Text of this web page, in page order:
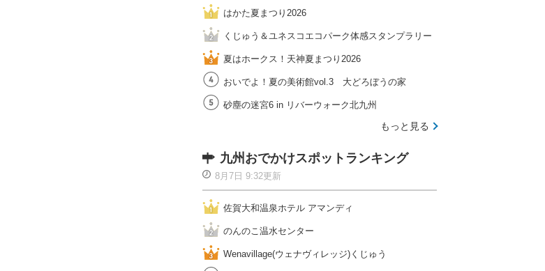
はかた夏まつり2026
くじゅう＆ユネスコエコパーク体感スタンプラリー
夏はホークス！天神夏まつり2026
おいでよ！夏の美術館vol.3 大どろぼうの家
砂塵の迷宮6 in リバーウォーク北九州
もっと見る
九州おでかけスポットランキング
8月7日 9:32更新
佐賀大和温泉ホテル アマンディ
のんのこ温水センター
Wenavillage(ウェナヴィレッジ)くじゅう